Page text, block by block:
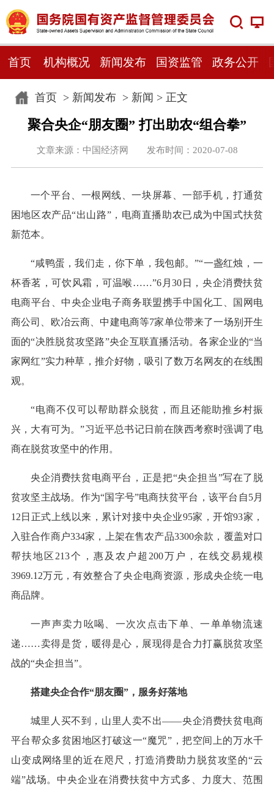
首页 机构概况 新闻发布 国资监管 政务公开
首页> 新闻发布> 新闻 > 正文
聚合央企“朋友圈” 打出助农“组合拳”
文章来源：中国经济网 发布时间：2020-07-08
一个平台、一根网线、一块屏幕、一部手机，打通贫
困地区农产品“出山路”，电商直播助农已成为中国式扶贫
新范本。
“咸鸭蛋，我们走，你下单，我包邮。”“一盏红烛，一
杯香茗，可饮风霜，可温喉……”6月30日，央企消费扶贫
电商平台、中央企业电子商务联盟携手中国化工、国网电
商公司、欧冶云商、中建电商等7家单位带来了一场别开生
面的“决胜脱贫攻坚路”央企互联直播活动。各家企业的“当
家网红”实力种草，推介好物，吸引了数万名网友的在线围
观。
“电商不仅可以帮助群众脱贫，而且还能助推乡村振
兴，大有可为。”习近平总书记日前在陕西考察时强调了电
商在脱贫攻坚中的作用。
央企消费扶贫电商平台，正是把“央企担当”写在了脱
贫攻坚主战场。作为“国字号”电商扶贫平台，该平台自5月
12日正式上线以来，累计对接中央企业95家，开馆93家，
入驻合作商户334家，上架在售农产品3300余款，覆盖对口
帮扶地区213个，惠及农户超200万户，在线交易规模
3969.12万元，有效整合了央企电商资源，形成央企统一电
商品牌。
一声声卖力吆喝、一次次点击下单、一单单物流速
递……卖得是货，暖得是心，展现得是合力打赢脱贫攻坚
战的“央企担当”。
搭建央企合作“朋友圈”，服务好落地
城里人买不到，山里人卖不出——央企消费扶贫电商
平台帮众多贫困地区打破这一“魔咒”，把空间上的万水千
山变成网络里的近在咫尺，打造消费助力脱贫攻坚的“云
端”战场。中央企业在消费扶贫中方式多、力度大、范围